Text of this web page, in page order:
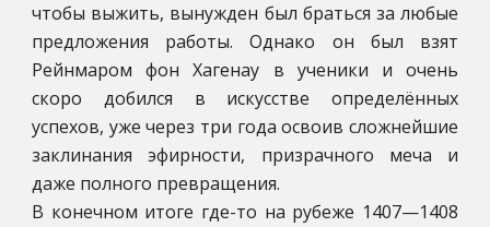
чтобы выжить, вынужден был браться за любые
предложения работы. Однако он был взят
Рейнмаром фон Хагенау в ученики и очень
скоро добился в искусстве определённых
успехов, уже через три года освоив сложнейшие
заклинания эфирности, призрачного меча и
даже полного превращения.
В конечном итоге где-то на рубеже 1407—1408